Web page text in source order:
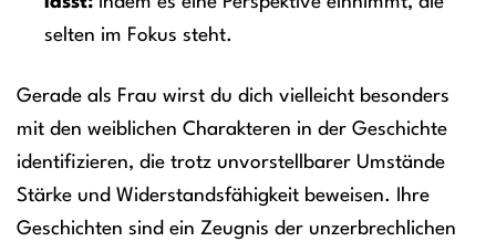
selten im Fokus steht.
Gerade als Frau wirst du dich vielleicht besonders
mit den weiblichen Charakteren in der Geschichte
identifizieren, die trotz unvorstellbarer Umstände
Stärke und Widerstandsfähigkeit beweisen. Ihre
Geschichten sind ein Zeugnis der unzerbrechlichen